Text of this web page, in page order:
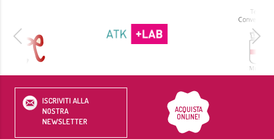
ISCRIVITI ALLA
NOSTRA
NEWSLETTER
ACQUISTA
ONLINE!